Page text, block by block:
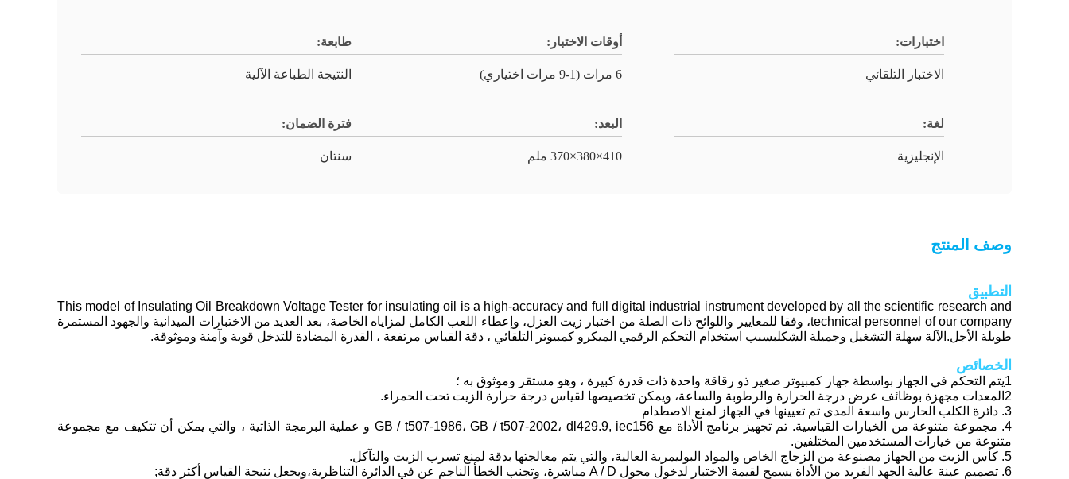
اختبارات:
الاختبار التلقائي
أوقات الاختبار:
6 مرات (1-9 مرات اختياري)
طابعة:
النتيجة الطباعة الآلية
لغة:
الإنجليزية
البعد:
410×380×370 ملم
فترة الضمان:
سنتان
وصف المنتج
التطبيق
This model of Insulating Oil Breakdown Voltage Tester for insulating oil is a high-accuracy and full digital industrial instrument developed by all the scientific research and
technical personnel of our company، وفقا للمعايير واللوائح ذات الصلة من اختبار زيت العزل، وإعطاء اللعب الكامل لمزاياه الخاصة، بعد العديد من الاختبارات الميدانية والجهود المستمرة
طويلة الأجل.الآلة سهلة التشغيل وجميلة الشكلبسبب استخدام التحكم الرقمي الميكرو كمبيوتر التلقائي ، دقة القياس مرتفعة ، القدرة المضادة للتدخل قوية وآمنة وموثوقة.
الخصائص
1يتم التحكم في الجهاز بواسطة جهاز كمبيوتر صغير ذو رقاقة واحدة ذات قدرة كبيرة ، وهو مستقر وموثوق به ؛
2المعدات مجهزة بوظائف عرض درجة الحرارة والرطوبة والساعة، ويمكن تخصيصها لقياس درجة حرارة الزيت تحت الحمراء.
3. دائرة الكلب الحارس واسعة المدى تم تعيينها في الجهاز لمنع الاصطدام
4. مجموعة متنوعة من الخيارات القياسية. تم تجهيز برنامج الأداة مع GB / t507-1986، GB / t507-2002، dl429.9, iec156 و عملية البرمجة الذاتية ، والتي يمكن أن تتكيف مع مجموعة
متنوعة من خيارات المستخدمين المختلفين.
5. كأس الزيت من الجهاز مصنوعة من الزجاج الخاص والمواد البوليمرية العالية، والتي يتم معالجتها بدقة لمنع تسرب الزيت والتآكل.
6. تصميم عينة عالية الجهد الفريد من الأداة يسمح لقيمة الاختبار لدخول محول A / D مباشرة، وتجنب الخطأ الناجم عن في الدائرة التناظرية،ويجعل نتيجة القياس أكثر دقة;